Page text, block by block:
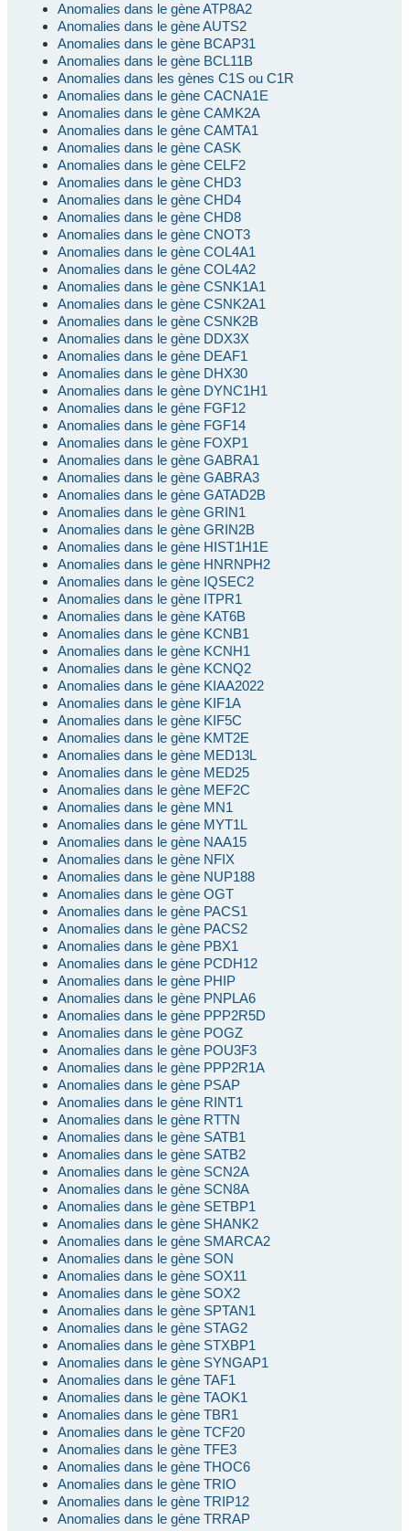
Anomalies dans le gène ATP8A2
Anomalies dans le gène AUTS2
Anomalies dans le gène BCAP31
Anomalies dans le gène BCL11B
Anomalies dans les gènes C1S ou C1R
Anomalies dans le gène CACNA1E
Anomalies dans le gène CAMK2A
Anomalies dans le gène CAMTA1
Anomalies dans le gène CASK
Anomalies dans le gène CELF2
Anomalies dans le gène CHD3
Anomalies dans le gène CHD4
Anomalies dans le gène CHD8
Anomalies dans le gène CNOT3
Anomalies dans le gène COL4A1
Anomalies dans le gène COL4A2
Anomalies dans le gène CSNK1A1
Anomalies dans le gène CSNK2A1
Anomalies dans le gène CSNK2B
Anomalies dans le gène DDX3X
Anomalies dans le gène DEAF1
Anomalies dans le gène DHX30
Anomalies dans le gène DYNC1H1
Anomalies dans le gène FGF12
Anomalies dans le gène FGF14
Anomalies dans le gène FOXP1
Anomalies dans le gène GABRA1
Anomalies dans le gène GABRA3
Anomalies dans le gène GATAD2B
Anomalies dans le gène GRIN1
Anomalies dans le gène GRIN2B
Anomalies dans le gène HIST1H1E
Anomalies dans le gène HNRNPH2
Anomalies dans le gène IQSEC2
Anomalies dans le gène ITPR1
Anomalies dans le gène KAT6B
Anomalies dans le gène KCNB1
Anomalies dans le gène KCNH1
Anomalies dans le gène KCNQ2
Anomalies dans le gène KIAA2022
Anomalies dans le gène KIF1A
Anomalies dans le gène KIF5C
Anomalies dans le gène KMT2E
Anomalies dans le gène MED13L
Anomalies dans le gène MED25
Anomalies dans le gène MEF2C
Anomalies dans le gène MN1
Anomalies dans le gène MYT1L
Anomalies dans le gène NAA15
Anomalies dans le gène NFIX
Anomalies dans le gène NUP188
Anomalies dans le gène OGT
Anomalies dans le gène PACS1
Anomalies dans le gène PACS2
Anomalies dans le gène PBX1
Anomalies dans le gène PCDH12
Anomalies dans le gène PHIP
Anomalies dans le gène PNPLA6
Anomalies dans le gène PPP2R5D
Anomalies dans le gène POGZ
Anomalies dans le gène POU3F3
Anomalies dans le gène PPP2R1A
Anomalies dans le gène PSAP
Anomalies dans le gène RINT1
Anomalies dans le gène RTTN
Anomalies dans le gène SATB1
Anomalies dans le gène SATB2
Anomalies dans le gène SCN2A
Anomalies dans le gène SCN8A
Anomalies dans le gène SETBP1
Anomalies dans le gène SHANK2
Anomalies dans le gène SMARCA2
Anomalies dans le gène SON
Anomalies dans le gène SOX11
Anomalies dans le gène SOX2
Anomalies dans le gène SPTAN1
Anomalies dans le gène STAG2
Anomalies dans le gène STXBP1
Anomalies dans le gène SYNGAP1
Anomalies dans le gène TAF1
Anomalies dans le gène TAOK1
Anomalies dans le gène TBR1
Anomalies dans le gène TCF20
Anomalies dans le gène TFE3
Anomalies dans le gène THOC6
Anomalies dans le gène TRIO
Anomalies dans le gène TRIP12
Anomalies dans le gène TRRAP